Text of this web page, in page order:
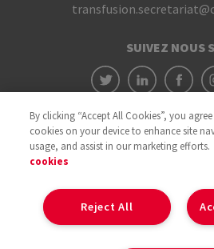
SUIVEZ NOUS
By clicking “Accept All Cookies”, you
cookies on your device to enhance site
usage, and assist in our marketing efforts.
cookies
Reject All